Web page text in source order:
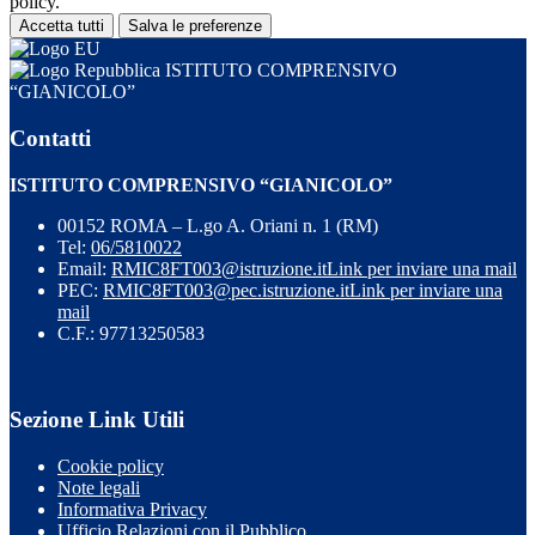
Accetta tutti Salva le preferenze
ISTITUTO COMPRENSIVO
“GIANICOLO”
Contatti
ISTITUTO COMPRENSIVO “GIANICOLO”
00152 ROMA – L.go A. Oriani n. 1 (RM)
Tel: 06/5810022
Email: RMIC8FT003@istruzione.itLink per inviare una mail
PEC: RMIC8FT003@pec.istruzione.itLink per inviare una
mail
C.F.: 97713250583
Sezione Link Utili
Cookie policy
Note legali
Informativa Privacy
Ufficio Relazioni con il Pubblico